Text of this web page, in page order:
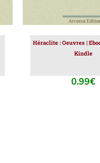
Héraclite : Oeuvres |
Kindle
0.99€